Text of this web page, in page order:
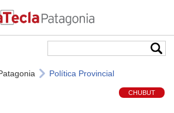
Política Provincial
CHUBUT